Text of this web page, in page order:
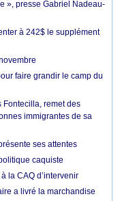
», presse Gabriel Nadeau-
à 242$ le supplément
faire grandir le camp du
remet des
immigrantes de sa
ses attentes
caquiste
la CAQ d’intervenir
a livré la marchandise